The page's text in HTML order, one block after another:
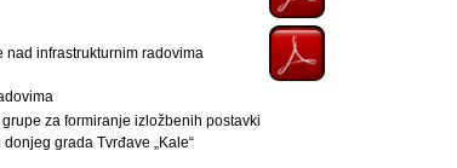
nad infrastrukturnim radovima
za formiranje izložbenih postavki
grada Tvrđave „Kale“